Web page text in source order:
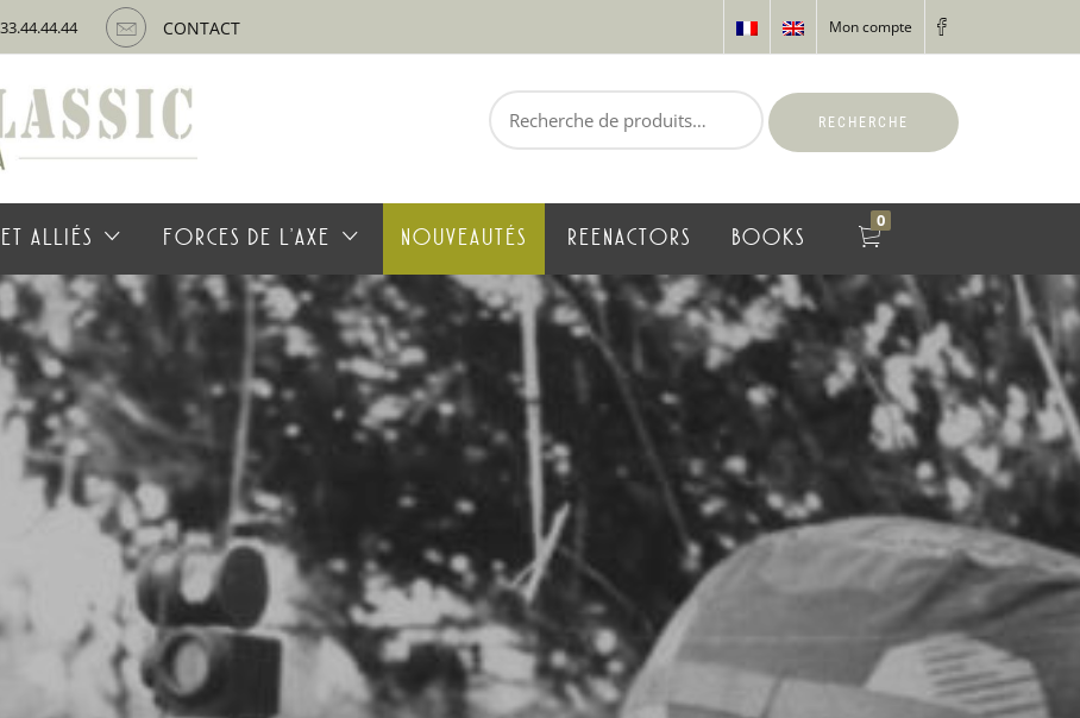
CONTACT Mon compte
RECHERCHE
ALLIÉS FORCES DE L’AXE NOUVEAUTÉS REENACTORS BOOKS
0